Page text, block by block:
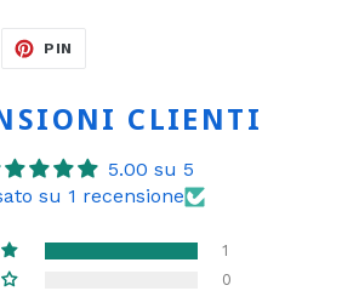
PIN
CLIENTI
5.00 su 5
su 1 recensione
1
0